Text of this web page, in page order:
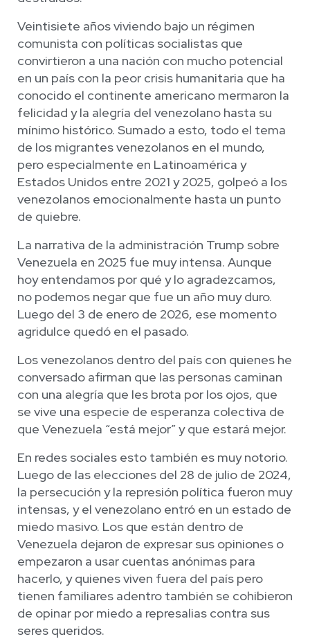
Veintisiete años viviendo bajo un régimen
comunista con políticas socialistas que
convirtieron a una nación con mucho potencial
en un país con la peor crisis humanitaria que ha
conocido el continente americano mermaron la
felicidad y la alegría del venezolano hasta su
mínimo histórico. Sumado a esto, todo el tema
de los migrantes venezolanos en el mundo,
pero especialmente en Latinoamérica y
Estados Unidos entre 2021 y 2025, golpeó a los
venezolanos emocionalmente hasta un punto
de quiebre.
La narrativa de la administración Trump sobre
Venezuela en 2025 fue muy intensa. Aunque
hoy entendamos por qué y lo agradezcamos,
no podemos negar que fue un año muy duro.
Luego del 3 de enero de 2026, ese momento
agridulce quedó en el pasado.
Los venezolanos dentro del país con quienes he
conversado afirman que las personas caminan
con una alegría que les brota por los ojos, que
se vive una especie de esperanza colectiva de
que Venezuela “está mejor” y que estará mejor.
En redes sociales esto también es muy notorio.
Luego de las elecciones del 28 de julio de 2024,
la persecución y la represión política fueron muy
intensas, y el venezolano entró en un estado de
miedo masivo. Los que están dentro de
Venezuela dejaron de expresar sus opiniones o
empezaron a usar cuentas anónimas para
hacerlo, y quienes viven fuera del país pero
tienen familiares adentro también se cohibieron
de opinar por miedo a represalias contra sus
seres queridos.